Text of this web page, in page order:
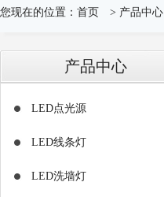
您现在的位置： 首页 > 产品中心
产品中心
LED点光源
LED线条灯
LED洗墙灯